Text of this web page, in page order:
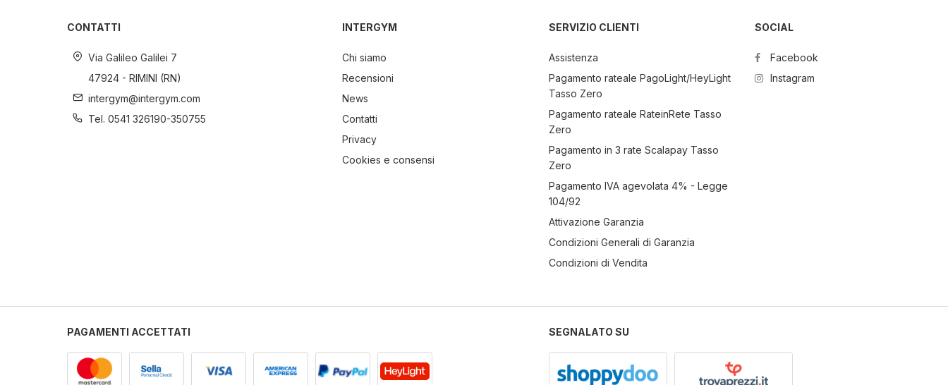
CONTATTI
Via Galileo Galilei 7
47924 - RIMINI (RN)
intergym@intergym.com
Tel. 0541 326190-350755
INTERGYM
Chi siamo
Recensioni
News
Contatti
Privacy
Cookies e consensi
SERVIZIO CLIENTI
Assistenza
Pagamento rateale PagoLight/HeyLight
Tasso Zero
Pagamento rateale RateinRete Tasso
Zero
Pagamento in 3 rate Scalapay Tasso
Zero
Pagamento IVA agevolata 4% - Legge
104/92
Attivazione Garanzia
Condizioni Generali di Garanzia
Condizioni di Vendita
SOCIAL
Facebook
Instagram
PAGAMENTI ACCETTATI SEGNALATO SU